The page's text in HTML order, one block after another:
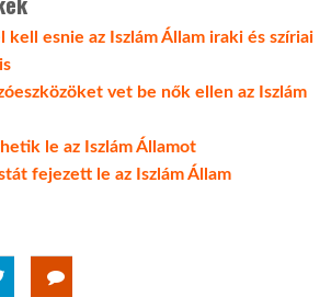
kell esnie az Iszlám Állam iraki és szíriai
vet be nők ellen az Iszlám
le az Iszlám Államot
fejezett le az Iszlám Állam